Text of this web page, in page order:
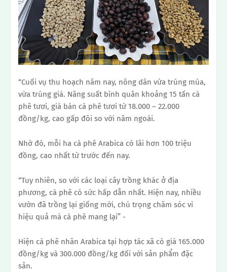
“Cuối vụ thu hoạch năm nay, nông dân vừa trúng mùa,
vừa trúng giá. Năng suất bình quân khoảng 15 tấn cà
phê tươi, giá bán cà phê tươi từ 18.000 – 22.000
đồng/kg, cao gấp đôi so với năm ngoái.
Nhờ đó, mỗi ha cà phê Arabica có lãi hơn 100 triệu
đồng, cao nhất từ ​​trước đến nay.
“Tuy nhiên, so với các loại cây trồng khác ở địa
phương, cà phê có sức hấp dẫn nhất. Hiện nay, nhiều
vườn đã trồng lại giống mới, chú trọng chăm sóc vì
hiệu quả mà cà phê mang lại” -
Hiện cà phê nhân Arabica tại hợp tác xã có giá 165.000
đồng/kg và 300.000 đồng/kg đối với sản phẩm đặc
sản.